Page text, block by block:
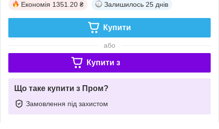
Економія 1351.20 ₴ Залишилось 25 днів
Купити
або
Купити з
Що таке купити з Пром?
Замовлення під захистом